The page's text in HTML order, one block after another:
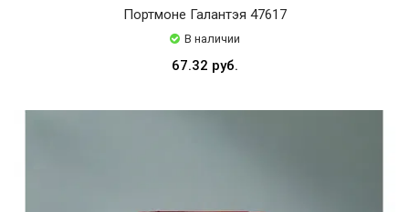
Портмоне Галантэя 47617
В наличии
67.32 руб.